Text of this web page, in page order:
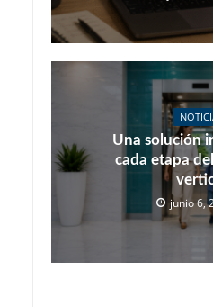
Una solución
cada etapa
junio 6,